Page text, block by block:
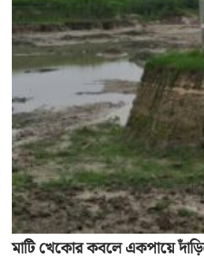
মাটি খেকোর কবলে একপায়ে